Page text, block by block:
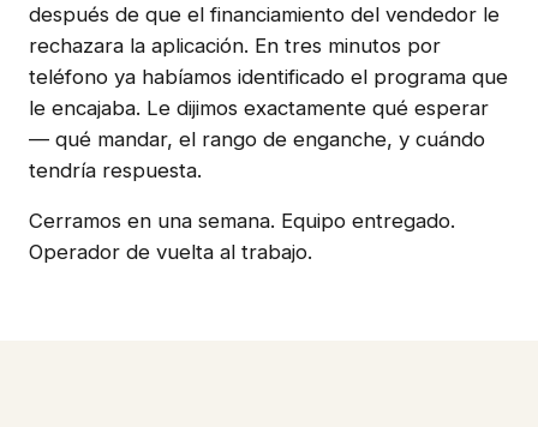
después de que el financiamiento del vendedor le
rechazara la aplicación. En tres minutos por
teléfono ya habíamos identificado el programa que
le encajaba. Le dijimos exactamente qué esperar
— qué mandar, el rango de enganche, y cuándo
tendría respuesta.
Cerramos en una semana. Equipo entregado.
Operador de vuelta al trabajo.